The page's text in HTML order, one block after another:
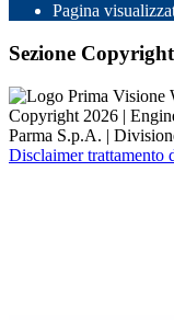
Pagina
Sezione Copyright
Copyright 2026 |
Parma S.p.A. |
Disclaimer trattamento